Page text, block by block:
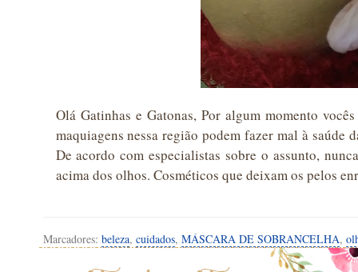
Olá Gatinhas e Gatonas, Por algum momento
maquiagens nessa região podem fazer mal à saúde
De acordo com especialistas sobre o assunto,
acima dos olhos. Cosméticos que deixam os pelos
Marcadores: beleza, cuidados, MÁSCARA DE SOBRANCELHA,